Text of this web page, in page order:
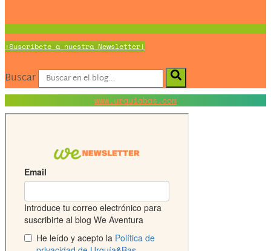
¡Suscríbete a nuestra Newsletter!
Buscar
www.urquiabas.com